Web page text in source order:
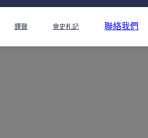
鐸聲 會史札記 聯絡我們